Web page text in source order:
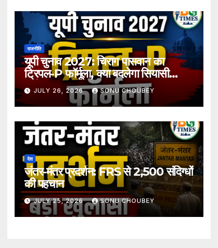
राजनीति
यूपी चुनाव 2027: चिराग पासवान का
ट्रिपल-P फॉर्मूला, क्या बदलेगा सियासी
समीकरण?
JULY 26, 2026 SONU CHOUBEY
देश
जंतर-मंतर प्रदर्शन: FRS से 2,500 संदिग्धों
की पहचान
JULY 25, 2026 SONU CHOUBEY